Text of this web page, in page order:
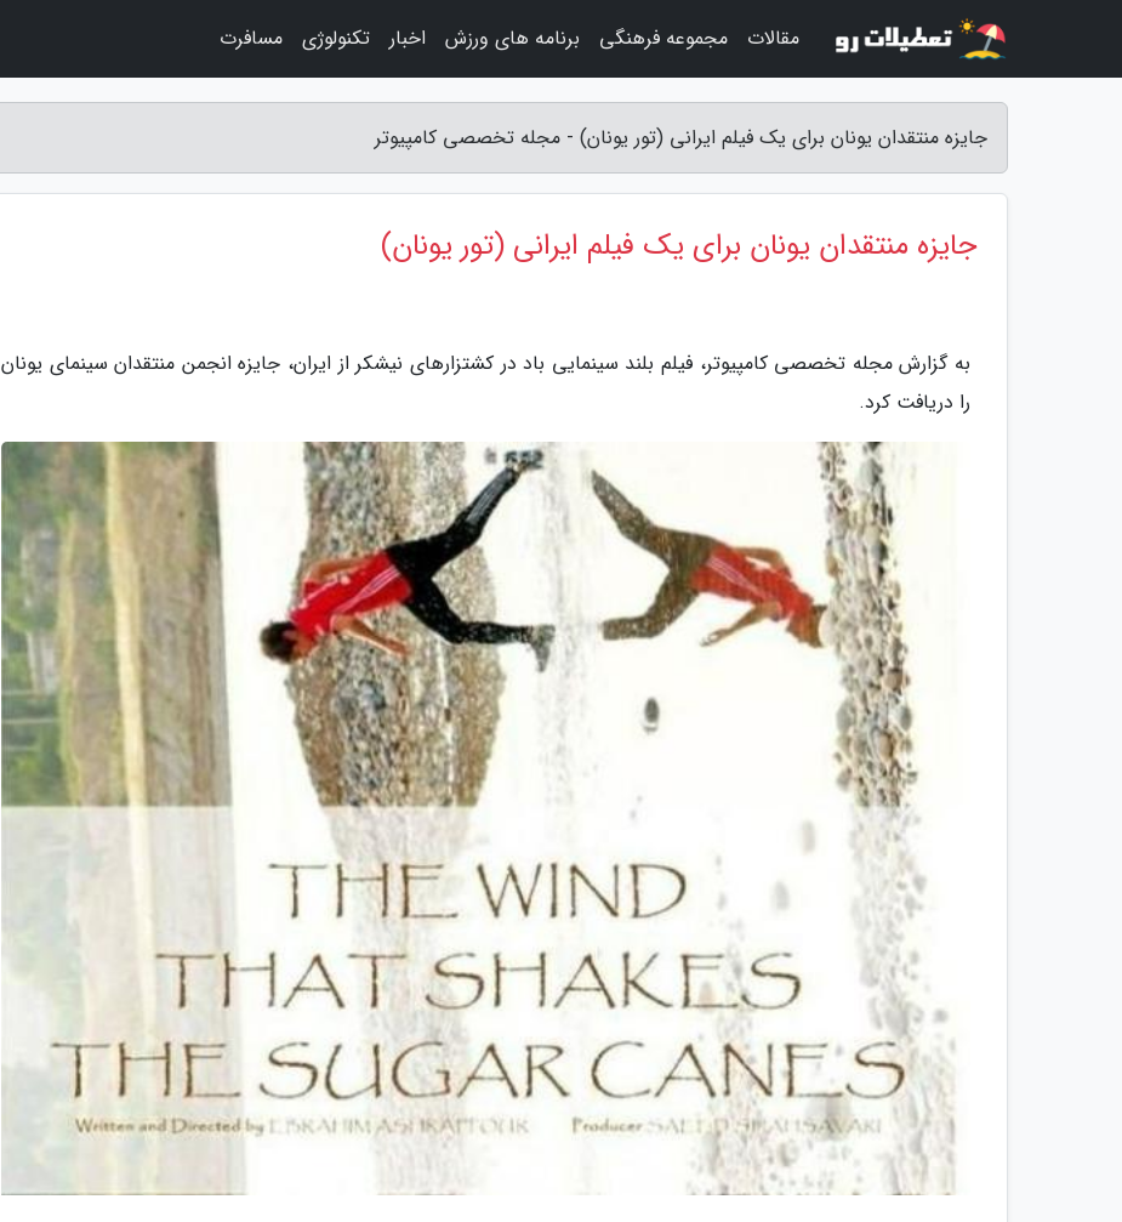
جایزه منتقدان یونان برای یک فیلم ایرانی (تور یونان) - مجله تخصصی کامپیوتر
جایزه منتقدان یونان برای یک فیلم ایرانی (تور یونان)
به گزارش مجله تخصصی کامپیوتر، فیلم بلند سینمایی باد در کشتزارهای نیشکر از ایران، جایزه انجمن منتقدان سینمای یونان
را دریافت کرد.
مقالات مجموعه فرهنگی برنامه های ورزش اخبار تکنولوژی مسافرت